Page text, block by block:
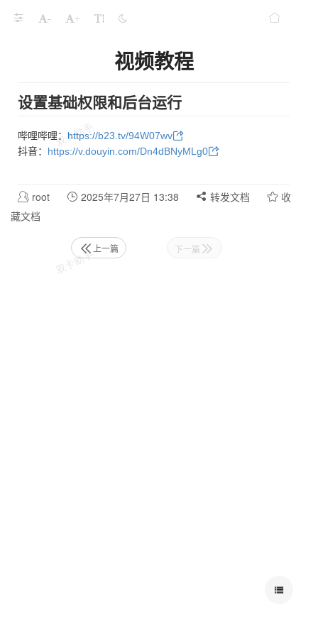
- +
视频教程
设置基础权限和后台运行
哔哩哔哩： https://b23.tv/94W07wv
抖音： https://v.douyin.com/Dn4dBNyMLg0
root 2025年7月27日 13:38 转发文档
收
藏文档
上一篇 下一篇